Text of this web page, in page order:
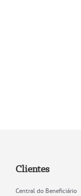
Clientes
Central do Beneficiário